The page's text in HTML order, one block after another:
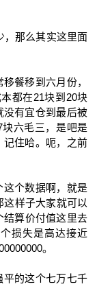
，那么其实这里面
餐移到六月份，
都在21块到20块
没有宜仓到最后被
六毛三，是吧是
记住哈。呃，之前
个数据啊，就是
这样子大家就可以
结算价付值这里去
损失是高达接近
。
的这个七万七千